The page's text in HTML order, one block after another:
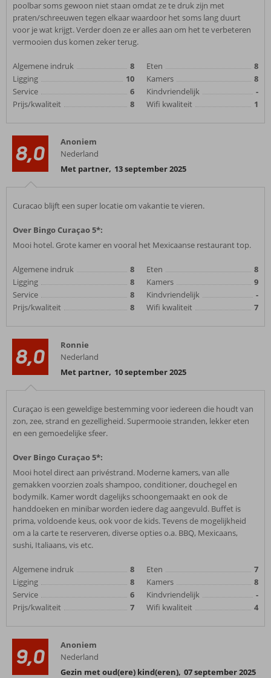
poolbar soms gewoon niet staan omdat ze te druk zijn met
praten/schreeuwen tegen elkaar waardoor het soms lang duurt
voor je wat krijgt. Verder doen ze er alles aan om het te verbeteren
vermooien dus komen zeker terug.
Algemene indruk
8
Ligging
10
Service
6
Prijs/kwaliteit
8
Eten
8
Kamers
8
Kindvriendelijk
-
Wifi kwaliteit
1
8,0
Anoniem
Nederland
Met partner, 13 september 2025
Curacao blijft een super locatie om vakantie te vieren.
Over Bingo Curaçao 5*:
Mooi hotel. Grote kamer en vooral het Mexicaanse restaurant top.
Algemene indruk
8
Ligging
8
Service
8
Prijs/kwaliteit
8
Eten
8
Kamers
9
Kindvriendelijk
-
Wifi kwaliteit
7
8,0
Ronnie
Nederland
Met partner, 10 september 2025
Curaçao is een geweldige bestemming voor iedereen die houdt van
zon, zee, strand en gezelligheid. Supermooie stranden, lekker eten
en een gemoedelijke sfeer.
Over Bingo Curaçao 5*:
Mooi hotel direct aan privéstrand. Moderne kamers, van alle
gemakken voorzien zoals shampoo, conditioner, douchegel en
bodymilk. Kamer wordt dagelijks schoongemaakt en ook de
handdoeken en minibar worden iedere dag aangevuld. Buffet is
prima, voldoende keus, ook voor de kids. Tevens de mogelijkheid
om a la carte te reserveren, diverse opties o.a. BBQ, Mexicaans,
sushi, Italiaans, vis etc.
Algemene indruk
8
Ligging
8
Service
6
Prijs/kwaliteit
7
Eten
7
Kamers
8
Kindvriendelijk
-
Wifi kwaliteit
4
9,0
Anoniem
Nederland
Gezin met oud(ere) kind(eren), 07 september 2025